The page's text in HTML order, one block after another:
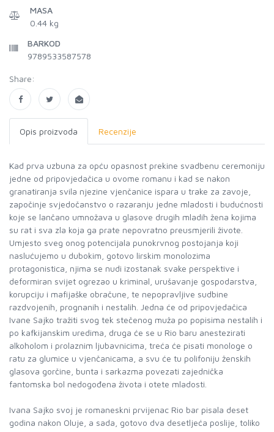
MASA
0.44 kg
BARKOD
9789533587578
Share:
Opis proizvoda Recenzije
Kad prva uzbuna za opću opasnost prekine svadbenu ceremoniju
jedne od pripovjedačica u ovome romanu i kad se nakon
granatiranja svila njezine vjenčanice ispara u trake za zavoje,
započinje svjedočanstvo o razaranju jedne mladosti i budućnosti
koje se lančano umnožava u glasove drugih mladih žena kojima
su rat i sva zla koja ga prate nepovratno preusmjerili živote.
Umjesto sveg onog potencijala punokrvnog postojanja koji
naslućujemo u dubokim, gotovo lirskim monolozima
protagonistica, njima se nudi izostanak svake perspektive i
deformiran svijet ogrezao u kriminal, urušavanje gospodarstva,
korupciju i mafijaške obračune, te nepopravljive sudbine
razdvojenih, prognanih i nestalih. Jedna će od pripovjedačica
Ivane Sajko tražiti svog tek stečenog muža po popisima nestalih i
po kafkijanskim uredima, druga će se u Rio baru anestezirati
alkoholom i prolaznim ljubavnicima, treća će pisati monologe o
ratu za glumice u vjenčanicama, a svu će tu polifoniju ženskih
glasova gorčine, bunta i sarkazma povezati zajednička
fantomska bol nedogođena života i otete mladosti.
Ivana Sajko svoj je romaneskni prvijenac Rio bar pisala deset
godina nakon Oluje, a sada, gotovo dva desetljeća poslije, toliko